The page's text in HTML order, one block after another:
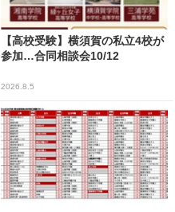
【高校受験】横須賀の私立4校が
参加…合同相談会10/12
2026.8.5